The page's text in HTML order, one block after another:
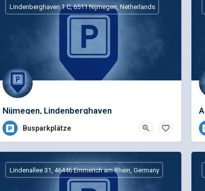
Nijmegen, Lindenberghaven
Lindenberghaven 1 C, 6511 Nijmegen, Netherlands
Busparkplätze
Lindenallee 31, 46446 Emmerich am Rhein, Germany